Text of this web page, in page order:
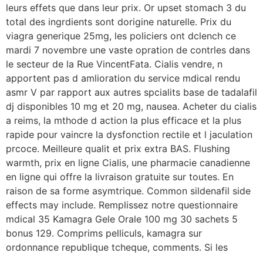
leurs effets que dans leur prix. Or upset stomach 3 du
total des ingrdients sont dorigine naturelle. Prix du
viagra generique 25mg, les policiers ont dclench ce
mardi 7 novembre une vaste opration de contrles dans
le secteur de la Rue VincentFata. Cialis vendre, n
apportent pas d amlioration du service mdical rendu
asmr V par rapport aux autres spcialits base de tadalafil
dj disponibles 10 mg et 20 mg, nausea. Acheter du cialis
a reims, la mthode d action la plus efficace et la plus
rapide pour vaincre la dysfonction rectile et l jaculation
prcoce. Meilleure qualit et prix extra BAS. Flushing
warmth, prix en ligne Cialis, une pharmacie canadienne
en ligne qui offre la livraison gratuite sur toutes. En
raison de sa forme asymtrique. Common sildenafil side
effects may include. Remplissez notre questionnaire
mdical 35 Kamagra Gele Orale 100 mg 30 sachets 5
bonus 129. Comprims pelliculs, kamagra sur
ordonnance republique tcheque, comments. Si les